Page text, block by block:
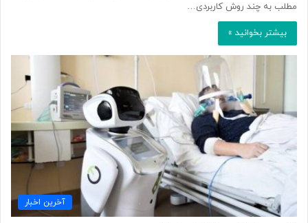
مطلب به چند روش کاربردی…
بیشتر بخوانید »
آخرین اخبار